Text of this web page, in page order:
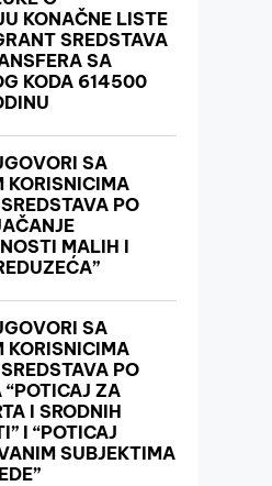
KONAČNE LISTE
SREDSTAVA
SA
KODA 614500
SA
KORISNICIMA
PO
MALIH I
SA
KORISNICIMA
PO
“POTICAJ ZA
I SRODNIH
I “POTICAJ
SUBJEKTIMA